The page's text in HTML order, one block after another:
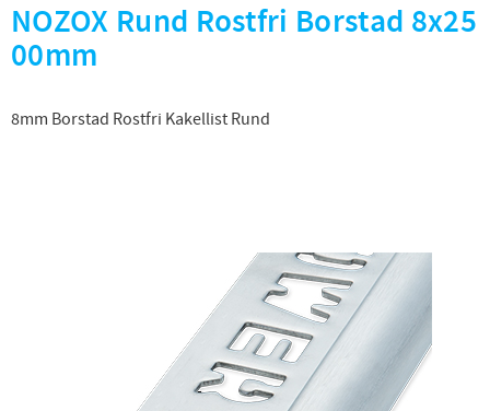
NOZOX Rund Rostfri Borstad 8x25
00mm
8mm Borstad Rostfri Kakellist Rund